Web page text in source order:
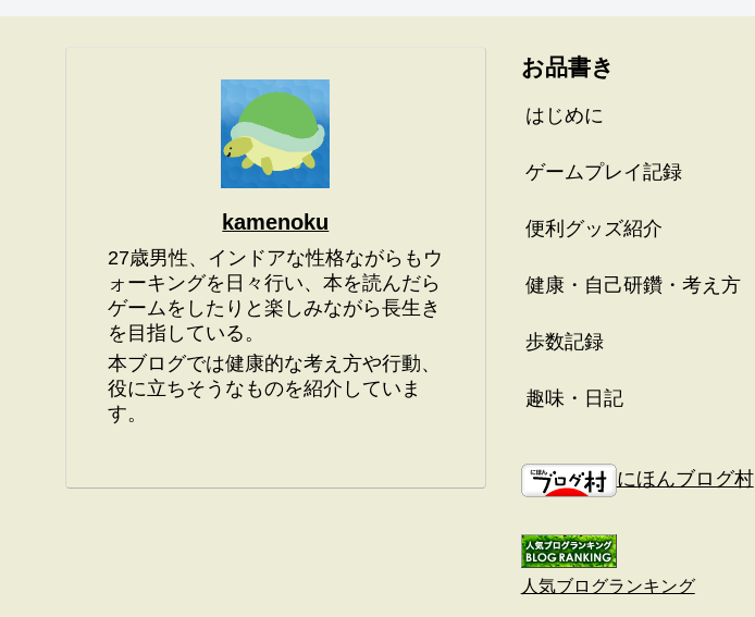
kamenoku
27歳男性、インドアな性格ながらもウ
ォーキングを日々行い、本を読んだら
ゲームをしたりと楽しみながら長生き
を目指している。
本ブログでは健康的な考え方や行動、
役に立ちそうなものを紹介していま
す。
お品書き
はじめに
ゲームプレイ記録
便利グッズ紹介
健康・自己研鑽・考え方
歩数記録
趣味・日記
にほんブログ村
人気ブログランキング